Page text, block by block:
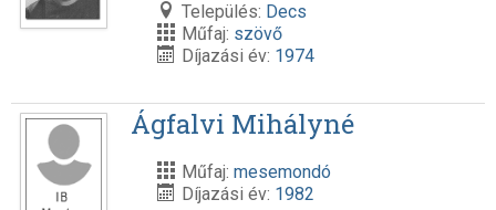
Település: Decs
Műfaj: szövő
Díjazási év: 1974
Ágfalvi Mihályné
Műfaj: mesemondó
Díjazási év: 1982